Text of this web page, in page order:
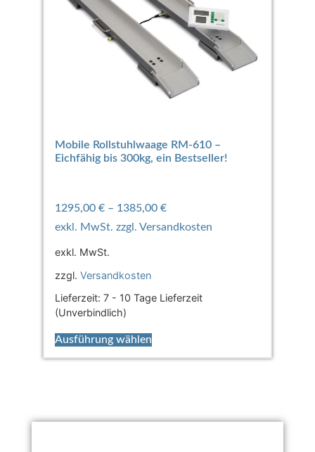
Mobile Rollstuhlwaage RM-610 –
Eichfähig bis 300kg, ein Bestseller!
1295,00 €– 1385,00 €
exkl. MwSt.
zzgl. Versandkosten
Lieferzeit: 7 - 10 Tage Lieferzeit
(Unverbindlich)
Ausführung wählen